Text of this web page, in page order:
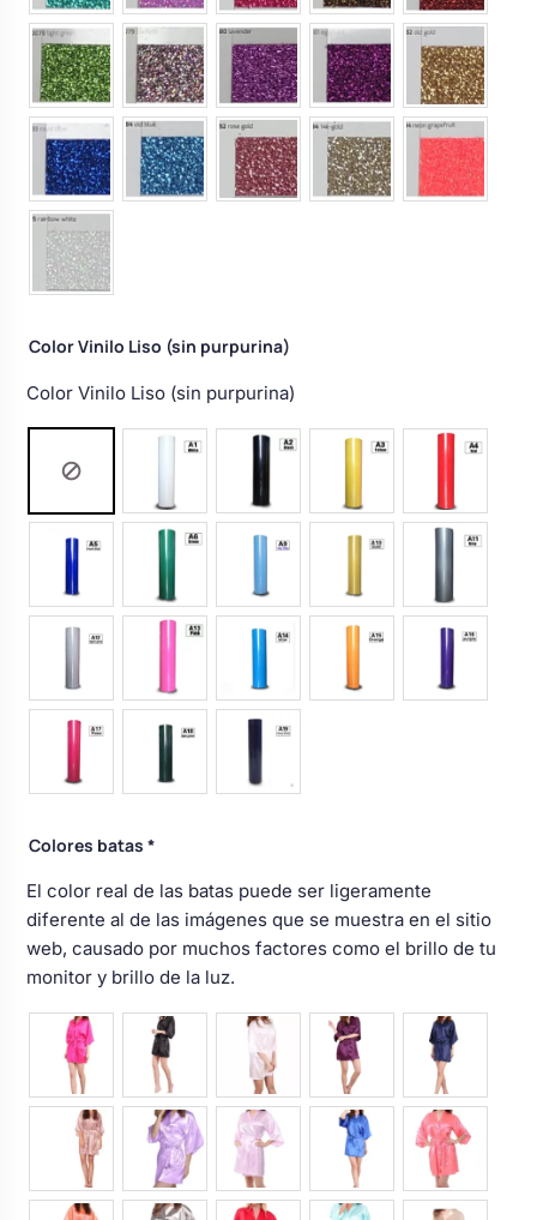
Color Vinilo Liso (sin purpurina)
Color Vinilo Liso (sin purpurina)
Colores batas *
El color real de las batas puede ser ligeramente
diferente al de las imágenes que se muestra en el sitio
web, causado por muchos factores como el brillo de tu
monitor y brillo de la luz.